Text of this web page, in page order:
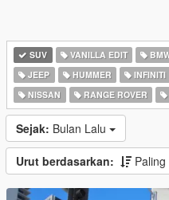
SUV VANILLA EDIT
JEEP
HUMMER INFINITI
NISSAN
RANGE ROVER
Sejak: Bulan Lalu
Urut berdasarkan: